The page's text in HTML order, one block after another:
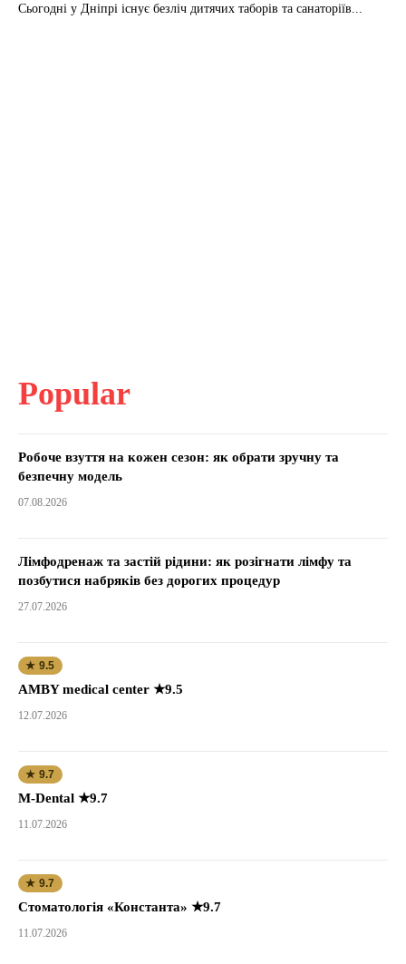
Сьогодні у Дніпрі існує безліч дитячих таборів та санаторіїв...
Popular
Робоче взуття на кожен сезон: як обрати зручну та
безпечну модель
07.08.2026
Лімфодренаж та застій рідини: як розігнати лімфу та
позбутися набряків без дорогих процедур
27.07.2026
★ 9.5
AMBY medical center ★9.5
12.07.2026
★ 9.7
M-Dental ★9.7
11.07.2026
★ 9.7
Стоматологія «Константа» ★9.7
11.07.2026